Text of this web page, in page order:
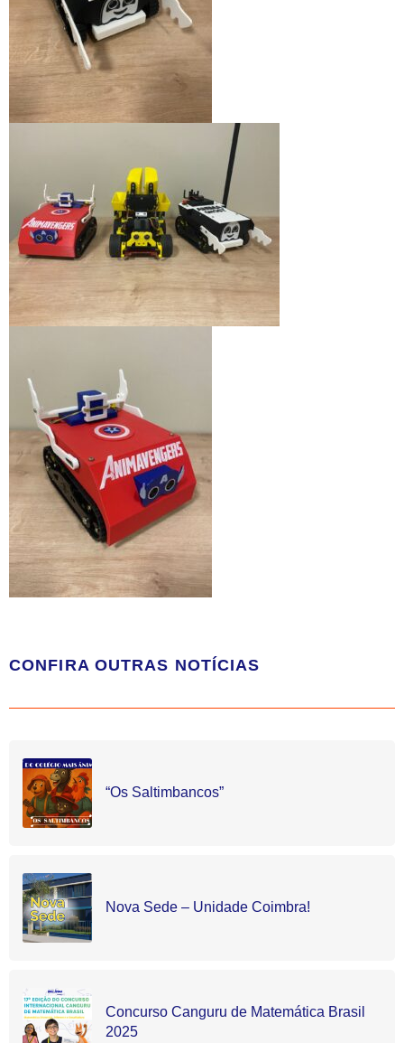
CONFIRA OUTRAS NOTÍCIAS
“Os Saltimbancos”
Nova Sede – Unidade Coimbra!
Concurso Canguru de Matemática Brasil
2025